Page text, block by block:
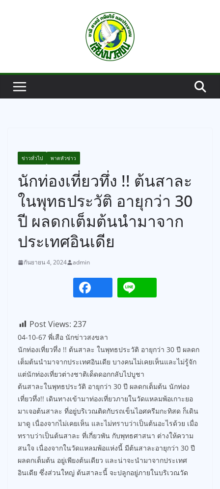
ข่าวทั่วไป พาดหัวข่าว
นักท่องเที่ยวทึ่ง !! ต้นสาละ
ในพุทธประวัติ อายุกว่า 30
ปี ผลดกเต็มต้นนำมาจาก
ประเทศอินเดีย
กันยายน 4, 2024 admin
Post Views: 237
04-10-67 พี่เสือ นักข่าวสงขลา
นักท่องเที่ยวทึ่ง !! ต้นสาละ ในพุทธประวัติ อายุกว่า 30 ปี ผลดก
เต็มต้นนำมาจากประเทศอินเดีย บางคนไม่เคยเห็นและไม่รู้จัก
แต่นักท่องเที่ยวต่างชาติเด็ดดอกกลับไปบูชา
ต้นสาละในพุทธประวัติ อายุกว่า 30 ปี ผลดกเต็มต้น นักท่อง
เที่ยวทึ่ง!! เดินทางเข้ามาท่องเที่ยวภายในวัดแหลมพ้อเกาะยอ
มาเจอต้นสาละ ที่อยู่บริเวณติดกับรถเข็นไอศครีมกะทิสด ก็เดิน
มาดู เนื่องจากไม่เคยเห็น และไม่ทราบว่าเป็นต้นอะไรด้วย เมื่อ
ทราบว่าเป็นต้นสาละ ที่เกี่ยวพัน กับพุทธศาสนา ต่างให้ความ
สนใจ เนื่องจากในวัดแหลมพ้อแห่งนี้ มีต้นสาละอายุกว่า 30 ปี
ผลดกเต็มต้น อยู่เพียงต้นเดียว และน่าจะนำมาจากประเทศ
อินเดีย ซึ่งส่วนใหญ่ ต้นสาละนี้ จะปลูกอยู่ภายในบริเวณวัด